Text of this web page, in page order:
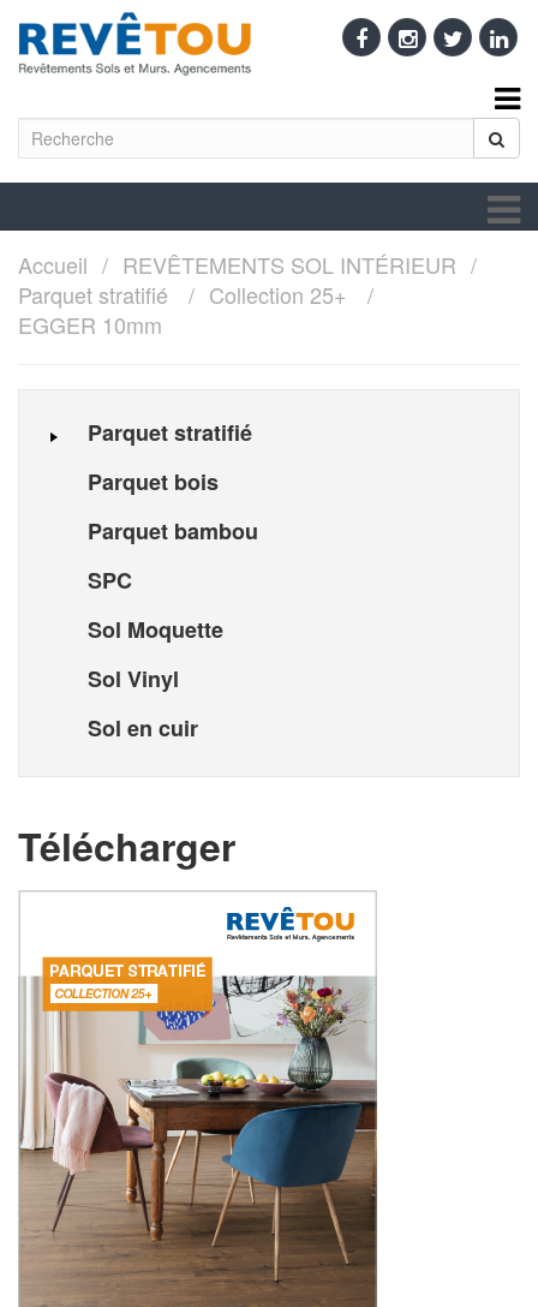
Accueil
REVÊTEMENTS SOL INTÉRIEUR
Parquet stratifié
Collection 25+
EGGER 10mm
Parquet stratifié
Parquet bois
Parquet bambou
SPC
Sol Moquette
Sol Vinyl
Sol en cuir
Télécharger